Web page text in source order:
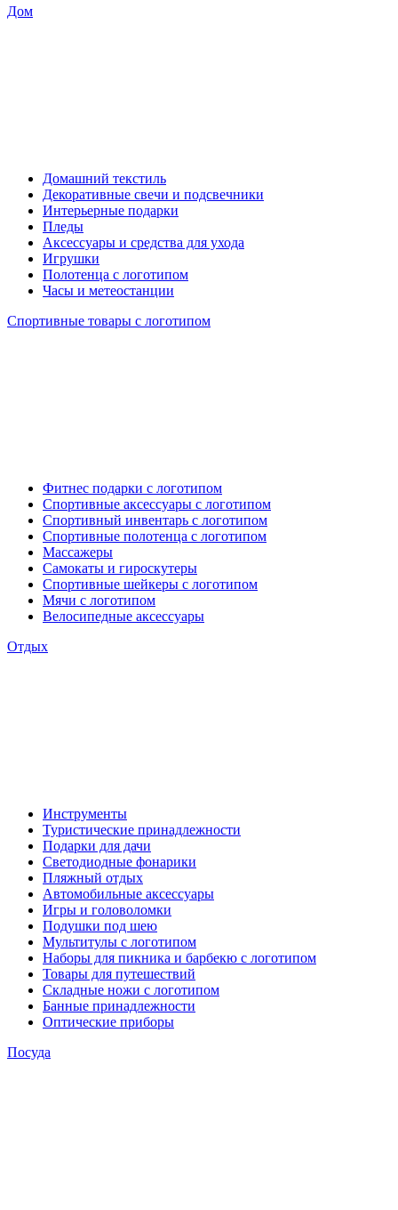
Дом
Домашний текстиль
Декоративные свечи и подсвечники
Интерьерные подарки
Пледы
Аксессуары и средства для ухода
Игрушки
Полотенца с логотипом
Часы и метеостанции
Спортивные товары с логотипом
Фитнес подарки с логотипом
Спортивные аксессуары с логотипом
Спортивный инвентарь с логотипом
Спортивные полотенца с логотипом
Массажеры
Самокаты и гироскутеры
Спортивные шейкеры с логотипом
Мячи с логотипом
Велосипедные аксессуары
Отдых
Инструменты
Туристические принадлежности
Подарки для дачи
Светодиодные фонарики
Пляжный отдых
Автомобильные аксессуары
Игры и головоломки
Подушки под шею
Мультитулы с логотипом
Наборы для пикника и барбекю с логотипом
Товары для путешествий
Складные ножи с логотипом
Банные принадлежности
Оптические приборы
Посуда